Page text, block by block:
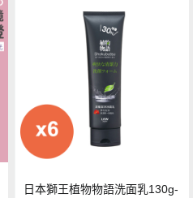
日本獅王植物物語洗面乳130g-